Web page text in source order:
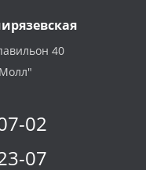
40
02
07